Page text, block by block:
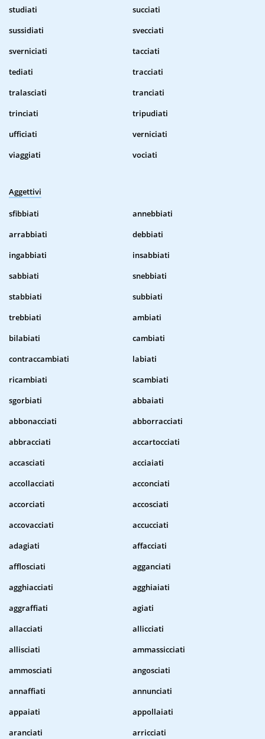
studiati
succiati
sussidiati
svecciati
sverniciati
tacciati
tediati
tracciati
tralasciati
tranciati
trinciati
tripudiati
ufficiati
verniciati
viaggiati
vociati
Aggettivi
sfibbiati
annebbiati
arrabbiati
debbiati
ingabbiati
insabbiati
sabbiati
snebbiati
stabbiati
subbiati
trebbiati
ambiati
bilabiati
cambiati
contraccambiati
labiati
ricambiati
scambiati
sgorbiati
abbaiati
abbonacciati
abborracciati
abbracciati
accartocciati
accasciati
acciaiati
accollacciati
acconciati
accorciati
accosciati
accovacciati
accucciati
adagiati
affacciati
afflosciati
agganciati
agghiacciati
agghiaiati
aggraffiati
agiati
allacciati
allicciati
allisciati
ammassicciati
ammosciati
angosciati
annaffiati
annunciati
appaiati
appollaiati
aranciati
arricciati